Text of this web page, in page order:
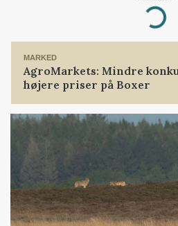
MARKED
AgroMarkets: Mindre
højere priser på Boxer